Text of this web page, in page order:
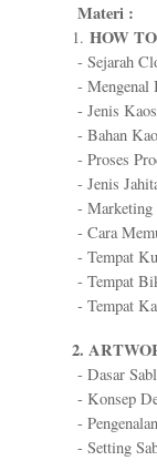
Materi :
1. HOW
- Sejarah
- Mengenal
- Jenis Kaos
- Bahan
- Proses
- Jenis
- Marketing
- Cara
- Tempat
- Tempat
- Tempat
2.
- Dasar
- Konsep
-
- Setting